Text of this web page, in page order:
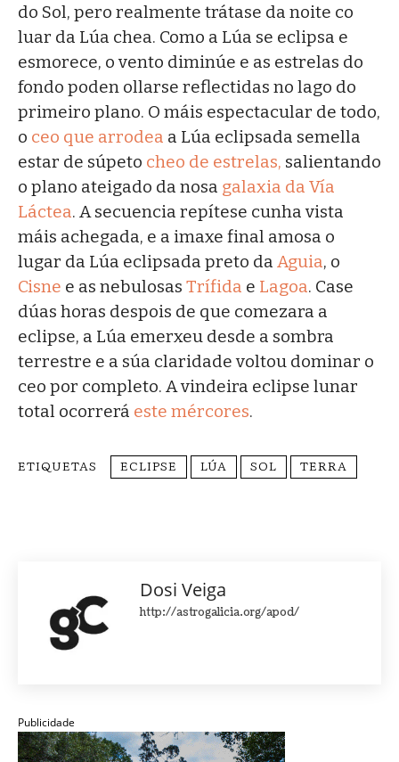
do Sol, pero realmente trátase da noite co
luar da Lúa chea. Como a Lúa se eclipsa e
esmorece, o vento diminúe e as estrelas do
fondo poden ollarse reflectidas no lago do
primeiro plano. O máis espectacular de todo,
o ceo que arrodea a Lúa eclipsada semella
estar de súpeto cheo de estrelas, salientando
o plano ateigado da nosa galaxia da Vía
Láctea. A secuencia repítese cunha vista
máis achegada, e a imaxe final amosa o
lugar da Lúa eclipsada preto da Aguia, o
Cisne e as nebulosas Trífida e Lagoa. Case
dúas horas despois de que comezara a
eclipse, a Lúa emerxeu desde a sombra
terrestre e a súa claridade voltou dominar o
ceo por completo. A vindeira eclipse lunar
total ocorrerá este mércores.
ETIQUETAS ECLIPSE LÚA SOL TERRA
Dosi Veiga
http://astrogalicia.org/apod/
Publicidade